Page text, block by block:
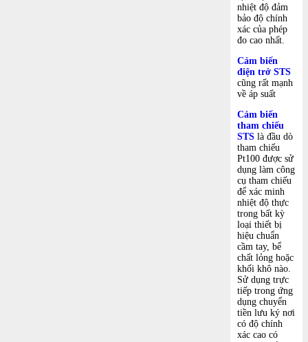
nhiệt độ đảm
bảo độ chính
xác của phép
đo cao nhất.
Cảm biến
điện trở STS
cũng rất mạnh
về áp suất
Cảm biến
tham chiếu
STS là đầu dò
tham chiếu
Pt100 được sử
dụng làm công
cụ tham chiếu
để xác minh
nhiệt độ thực
trong bất kỳ
loại thiết bị
hiệu chuẩn
cầm tay, bể
chất lỏng hoặc
khối khô nào.
Sử dụng trực
tiếp trong ứng
dụng chuyển
tiền lưu ký nơi
có độ chính
xác cao có